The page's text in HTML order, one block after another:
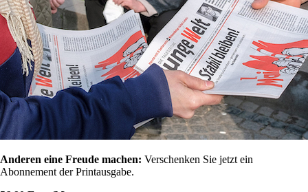
Anderen eine Freude machen: Verschenken Sie jetzt ein
Abonnement der Printausgabe.